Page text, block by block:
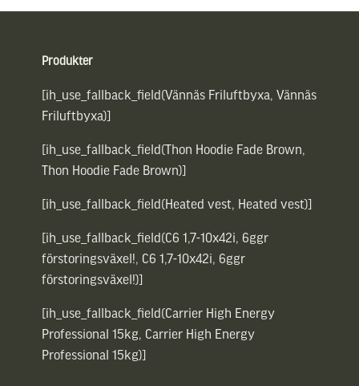
Produkter
[ih_use_fallback_field(Vännäs Friluftbyxa, Vännäs
Friluftbyxa)]
[ih_use_fallback_field(Thon Hoodie Fade Brown,
Thon Hoodie Fade Brown)]
[ih_use_fallback_field(Heated vest, Heated vest)]
[ih_use_fallback_field(C6 1,7-10x42i, 6ggr
förstoringsväxel!, C6 1,7-10x42i, 6ggr
förstoringsväxel!)]
[ih_use_fallback_field(Carrier High Energy
Professional 15kg, Carrier High Energy
Professional 15kg)]